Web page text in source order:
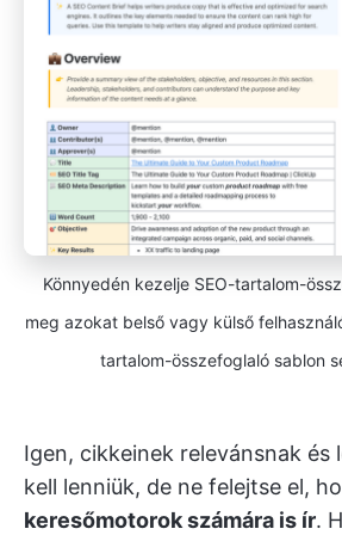
Könnyedén kezelje SEO-tartalom-
meg azokat belső vagy külső
tartalom-összefoglaló sablon
Igen, cikkeinek relevánsnak és
kell lenniük, de ne felejtse el,
keresőmotorok számára is ír.